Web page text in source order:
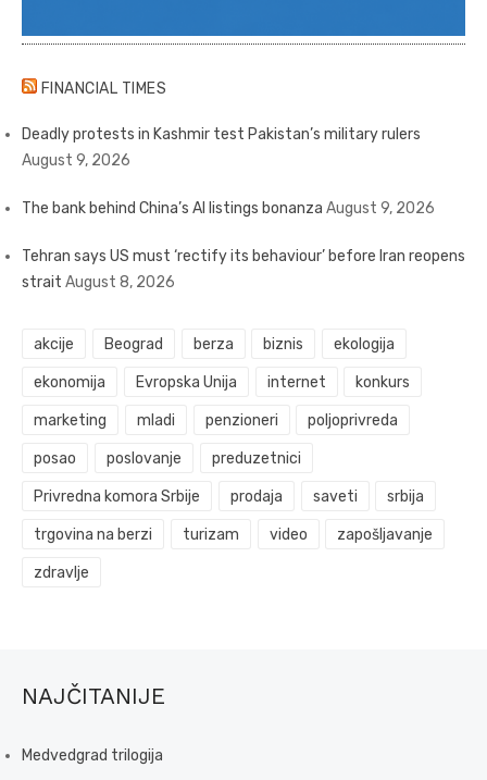
FINANCIAL TIMES
Deadly protests in Kashmir test Pakistan’s military rulers
August 9, 2026
The bank behind China’s AI listings bonanza August 9, 2026
Tehran says US must ‘rectify its behaviour’ before Iran reopens
strait August 8, 2026
akcije Beograd berza biznis ekologija
ekonomija Evropska Unija internet konkurs
marketing mladi penzioneri poljoprivreda
posao poslovanje preduzetnici
Privredna komora Srbije prodaja saveti srbija
trgovina na berzi turizam video zapošljavanje
zdravlje
NAJČITANIJE
Medvedgrad trilogija